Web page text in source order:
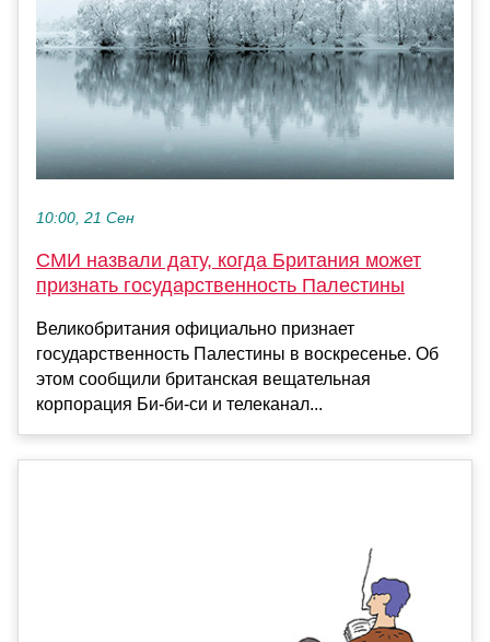
10:00, 21 Сен
СМИ назвали дату, когда Британия может
признать государственность Палестины
Великобритания официально признает
государственность Палестины в воскресенье. Об
этом сообщили британская вещательная
корпорация Би-би-си и телеканал...